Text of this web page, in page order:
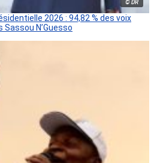
© DR
2026 : 94,82 % des voix
Sassou N’Guesso